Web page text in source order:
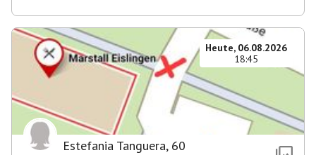
Heute, 06.08.2026
18:45
Estefania Tanguera, 60